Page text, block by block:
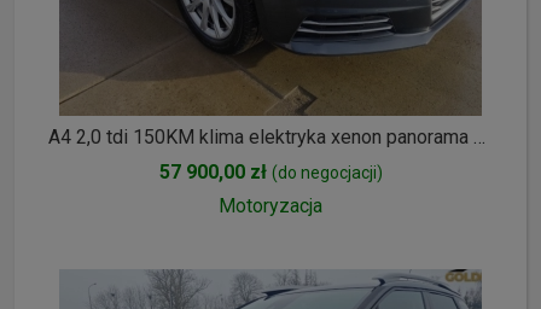
A4 2,0 tdi 150KM klima elektryka xenon panorama el.klapa FV 23% opłacony
57 900,00 zł (do negocjacji)
Motoryzacja